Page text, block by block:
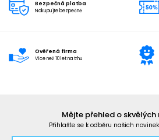
Bezpečná platba
Nakupujte bezpečně
Ověřená firma
Více než 10 let na trhu
Mějte přehled o
Přihlašte se k odběru našich